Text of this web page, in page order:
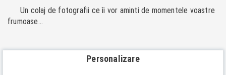
Un colaj de fotografii ce îi vor aminti de momentele voastre
frumoase...
Personalizare